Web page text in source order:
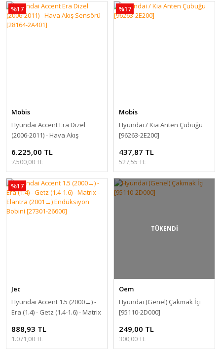
%17
Mobis
Hyundai Accent Era Dizel
(2006-2011) - Hava Akış
6.225,00 TL
7.500,00 TL
%17
Mobis
Hyundai / Kia Anten Çubuğu
[96263-2E200]
437,87 TL
527,55 TL
%17
Jec
Hyundai Accent 1.5 (2000→) -
Era (1.4) - Getz (1.4-1.6) - Matrix
Bobini [27301-26600]
888,93 TL
1.071,00 TL
TÜKENDİ
Oem
Hyundai (Genel) Çakmak İçi
[95110-2D000]
249,00 TL
300,00 TL